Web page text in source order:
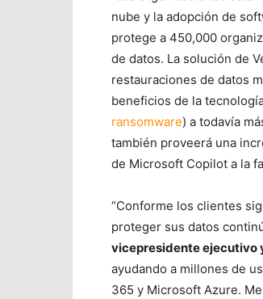
nube y la adopción de
protege a 450,000
de datos. La solución de
restauraciones de datos
beneficios de la
ransomware) a todavía
también proveerá una
de Microsoft Copilot a la
“Conforme los clientes
proteger sus datos
vicepresidente ejecutivo
ayudando a millones de
365 y Microsoft Azure.